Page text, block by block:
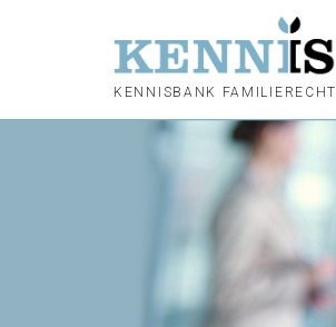
KENNISBANK FAMILIERECHT